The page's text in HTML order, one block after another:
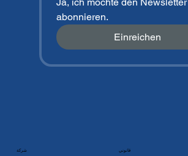
abonnieren.
Einreichen
شركة قانوني